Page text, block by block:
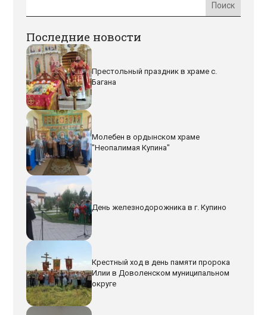
Последние новости
Престольный праздник в храме с.
Багана
Молебен в ордынском храме
"Неопалимая Купина"
День железнодорожника в г. Купино
Крестный ход в день памяти пророка
Илии в Доволенском муниципальном
округе